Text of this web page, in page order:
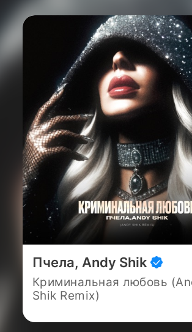
Пчела, Andy Shik
Криминальная любовь
Shik Remix)